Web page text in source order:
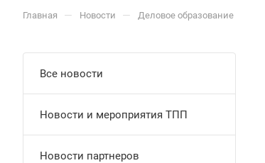
Главная — Новости — Деловое образование
Все новости
Новости и мероприятия ТПП
Новости партнеров